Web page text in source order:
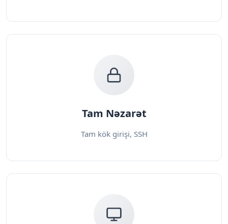
Tam Nəzarət
Tam kök girişi, SSH